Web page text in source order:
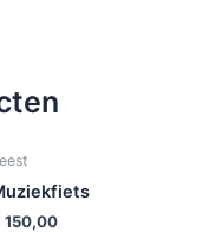
150,00